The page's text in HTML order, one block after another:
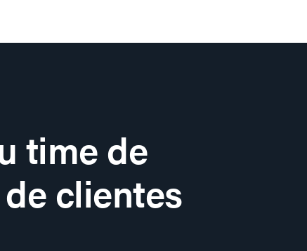
time de
clientes